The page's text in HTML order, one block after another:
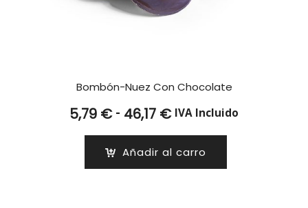
Bombón-Nuez Con Chocolate
5,79 € - 46,17 €Rango
precios:
desde
IVA Incluido
Añadir al carro